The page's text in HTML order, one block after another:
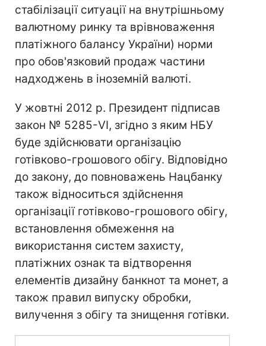
стабілізації ситуації на внутрішньому
валютному ринку та врівноваження
платіжного балансу України) норми
про обов'язковий продаж частини
надходжень в іноземній валюті.
У жовтні 2012 р. Президент підписав
закон № 5285-VI, згідно з яким НБУ
буде здійснювати організацію
готівково-грошового обігу. Відповідно
до закону, до повноважень Нацбанку
також відноситься здійснення
організації готівково-грошового обігу,
встановлення обмеження на
використання систем захисту,
платіжних ознак та відтворення
елементів дизайну банкнот та монет, а
також правил випуску обробки,
вилучення з обігу та знищення готівки.